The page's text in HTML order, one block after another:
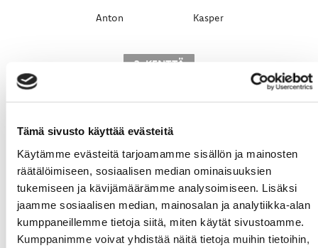
Tämä sivusto käyttää evästeitä
Käytämme evästeitä tarjoamamme sisällön ja mainosten
räätälöimiseen, sosiaalisen median ominaisuuksien
tukemiseen ja kävijämäärämme analysoimiseen. Lisäksi
jaamme sosiaalisen median, mainosalan ja analytiikka-alan
kumppaneillemme tietoja siitä, miten käytät sivustoamme.
Kumppanimme voivat yhdistää näitä tietoja muihin tietoihin,
Anton
Kasper
2. KENTTÄ
#22 Killinen,
Lenni
#62 Enlund,
Jonas
#67 Haatanen,
Aleks